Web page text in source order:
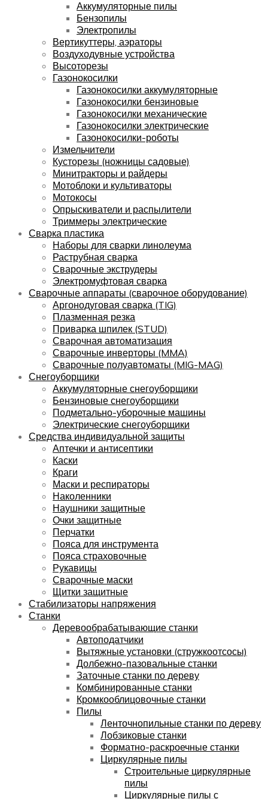
Аккумуляторные пилы
Бензопилы
Электропилы
Вертикуттеры, аэраторы
Воздуходувные устройства
Высоторезы
Газонокосилки
Газонокосилки аккумуляторные
Газонокосилки бензиновые
Газонокосилки механические
Газонокосилки электрические
Газонокосилки-роботы
Измельчители
Кусторезы (ножницы садовые)
Минитракторы и райдеры
Мотоблоки и культиваторы
Мотокосы
Опрыскиватели и распылители
Триммеры электрические
Сварка пластика
Наборы для сварки линолеума
Раструбная сварка
Сварочные экструдеры
Электромуфтовая сварка
Сварочные аппараты (сварочное оборудование)
Аргонодуговая сварка (TIG)
Плазменная резка
Приварка шпилек (STUD)
Сварочная автоматизация
Сварочные инверторы (MMA)
Сварочные полуавтоматы (MIG-MAG)
Снегоуборщики
Аккумуляторные снегоуборщики
Бензиновые снегоуборщики
Подметально-уборочные машины
Электрические снегоуборщики
Средства индивидуальной защиты
Аптечки и антисептики
Каски
Краги
Маски и респираторы
Наколенники
Наушники защитные
Очки защитные
Перчатки
Пояса для инструмента
Пояса страховочные
Рукавицы
Сварочные маски
Щитки защитные
Стабилизаторы напряжения
Станки
Деревообрабатывающие станки
Автоподатчики
Вытяжные установки (стружкоотсосы)
Долбежно-пазовальные станки
Заточные станки по дереву
Комбинированные станки
Кромкооблицовочные станки
Пилы
Ленточнопильные станки по дереву
Лобзиковые станки
Форматно-раскроечные станки
Циркулярные пилы
Строительные циркулярные
пилы
Циркулярные пилы с